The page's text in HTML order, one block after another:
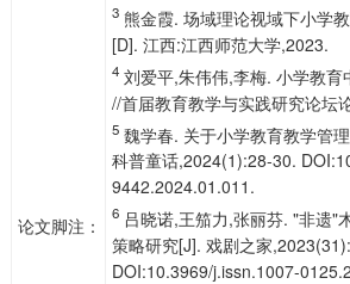
论文脚注：
3熊金霞. 场域理论视域下小学
[D]. 江西:江西师范大学,2023.
4刘爱平,朱伟伟,李梅. 小学教育
//首届教育教学与实践研究论坛
5魏学春. 关于小学教育教学管
科普童话,2024(1):28-30.
9442.2024.01.011.
6吕晓诺,王笳力,张丽芬. "非遗"
策略研究[J]. 戏剧之家
DOI:10.3969/j.issn.1007-